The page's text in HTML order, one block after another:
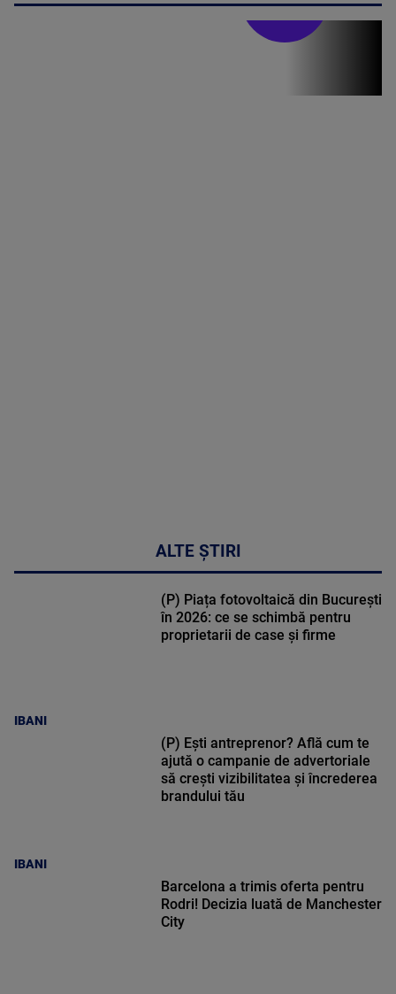
ALTE ȘTIRI
IBANI
(P) Piața fotovoltaică din București
în 2026: ce se schimbă pentru
proprietarii de case și firme
IBANI
(P) Ești antreprenor? Află cum te
ajută o campanie de advertoriale
să crești vizibilitatea și încrederea
brandului tău
Barcelona a trimis oferta pentru
Rodri! Decizia luată de Manchester
City